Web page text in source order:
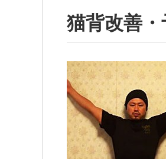
猫背改善